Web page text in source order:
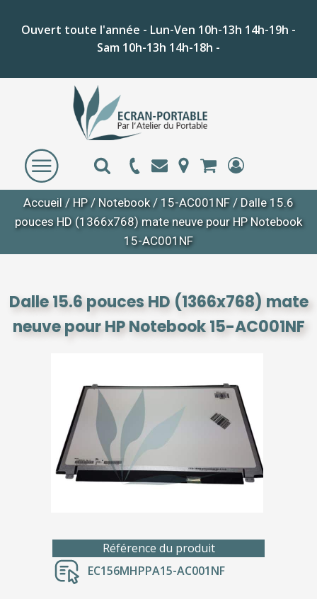
Ouvert toute l'année - Lun-Ven 10h-13h 14h-19h -
Sam 10h-13h 14h-18h -
Accueil/ HP / Notebook/ 15-AC001NF / Dalle 15.6
pouces HD (1366x768) mate neuve pour HP Notebook
15-AC001NF
Dalle 15.6 pouces HD (1366x768) mate
neuve pour HP Notebook 15-AC001NF
Référence du produit
EC156MHPPA15-AC001NF